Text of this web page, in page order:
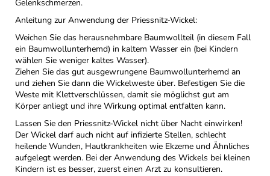
Gelenkschmerzen.
Anleitung zur Anwendung der Priessnitz-Wickel:
Weichen Sie das herausnehmbare Baumwollteil (in diesem Fall
ein Baumwollunterhemd) in kaltem Wasser ein (bei Kindern
wählen Sie weniger kaltes Wasser).
Ziehen Sie das gut ausgewrungene Baumwollunterhemd an
und ziehen Sie dann die Wickelweste über. Befestigen Sie die
Weste mit Klettverschlüssen, damit sie möglichst gut am
Körper anliegt und ihre Wirkung optimal entfalten kann.
Lassen Sie den Priessnitz-Wickel nicht über Nacht einwirken!
Der Wickel darf auch nicht auf infizierte Stellen, schlecht
heilende Wunden, Hautkrankheiten wie Ekzeme und Ähnliches
aufgelegt werden. Bei der Anwendung des Wickels bei kleinen
Kindern ist es besser, zuerst einen Arzt zu konsultieren.